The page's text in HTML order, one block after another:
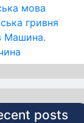
мова
гривня
Машина.
posts